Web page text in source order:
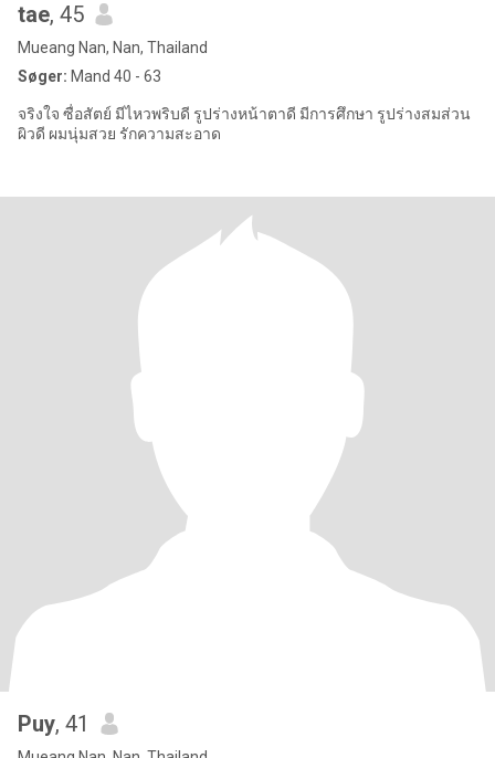
tae, 45
Mueang Nan, Nan, Thailand
Søger: Mand 40 - 63
จริงใจ ซื่อสัตย์ มีไหวพริบดี รูปร่างหน้าตาดี มีการศึกษา รูปร่างสมส่วน
ผิวดี ผมนุ่มสวย รักความสะอาด
Puy, 41